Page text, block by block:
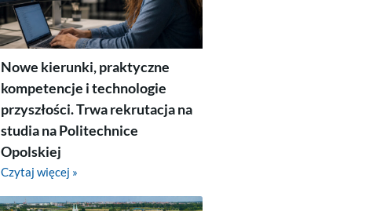
Nowe kierunki, praktyczne
kompetencje i technologie
przyszłości. Trwa rekrutacja na
studia na Politechnice
Opolskiej
Czytaj więcej »